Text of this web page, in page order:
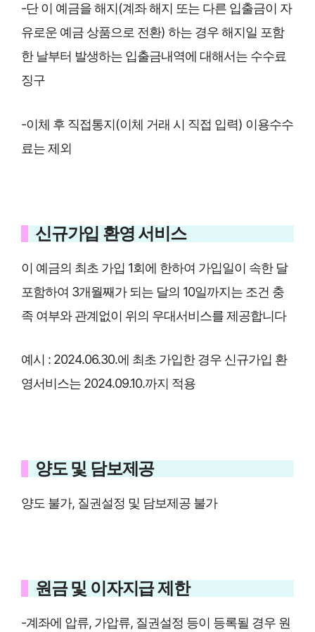
-단 이 예금을 해지(계좌 해지 또는 다른 입출금이 자
유로운 예금 상품으로 전환) 하는 경우 해지일 포함
한 날부터 발생하는 입출금내역에 대해서는 수수료
징구
-이체 후 직접통지(이체 거래 시 직접 입력) 이용수수
료는 제외
신규가입 환영 서비스
이 예금의 최초 가입 1회에 한하여 가입일이 속한 달
포함하여 3개월째가 되는 달의 10일까지는 조건 충
족 여부와 관계없이 위의 우대서비스를 제공합니다
예시 : 2024.06.30.에 최초 가입한 경우 신규가입 환
영서비스는 2024.09.10.까지 적용
양도 및 담보제공
양도 불가, 질권설정 및 담보제공 불가
원금 및 이자지급 제한
-계좌에 압류, 가압류, 질권설정 등이 등록될 경우 원